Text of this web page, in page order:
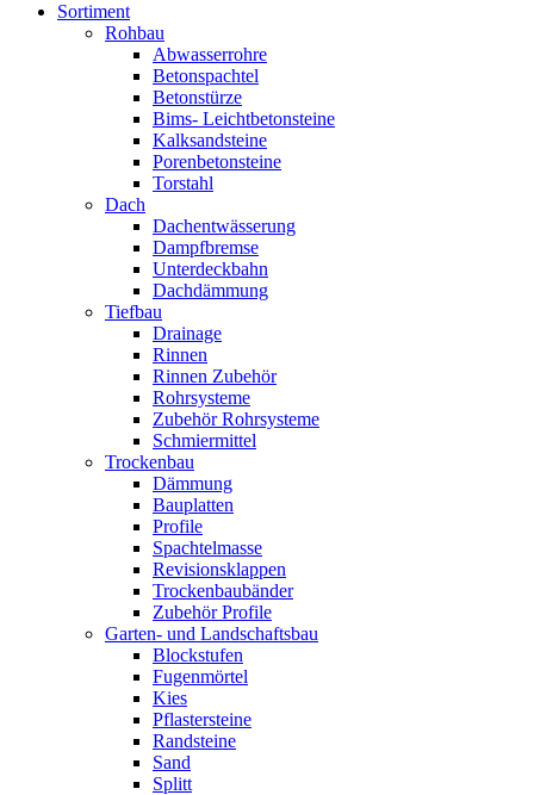
Sortiment
Rohbau
Abwasserrohre
Betonspachtel
Betonstürze
Bims- Leichtbetonsteine
Kalksandsteine
Porenbetonsteine
Torstahl
Dach
Dachentwässerung
Dampfbremse
Unterdeckbahn
Dachdämmung
Tiefbau
Drainage
Rinnen
Rinnen Zubehör
Rohrsysteme
Zubehör Rohrsysteme
Schmiermittel
Trockenbau
Dämmung
Bauplatten
Profile
Spachtelmasse
Revisionsklappen
Trockenbaubänder
Zubehör Profile
Garten- und Landschaftsbau
Blockstufen
Fugenmörtel
Kies
Pflastersteine
Randsteine
Sand
Splitt